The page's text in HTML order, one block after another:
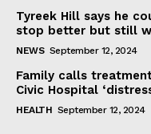
Tyreek Hill says he
stop better but still
NEWS September 12, 2024
Family calls
Civic Hospital
HEALTH September 12, 2024